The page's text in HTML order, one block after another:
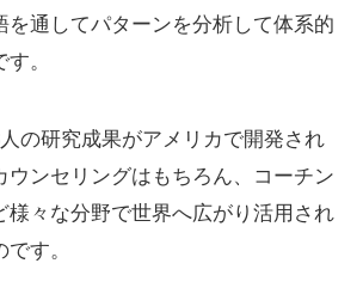
を通してパターンを分析して体系的
。
の研究成果がアメリカで開発され
ウンセリングはもちろん、コーチン
様々な分野で世界へ広がり活用され
す。